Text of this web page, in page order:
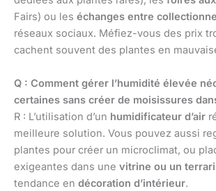
Fairs) ou les échanges entre
réseaux sociaux. Méfiez-vous des prix
cachent souvent des plantes en
Q : Comment gérer l’humidité élevée
certaines sans créer de moisissures
R : L’utilisation d’un humidificateur d’air
meilleure solution. Vous pouvez aussi
plantes pour créer un microclimat, ou
exigeantes dans une vitrine ou un
tendance en décoration d’intérieur.